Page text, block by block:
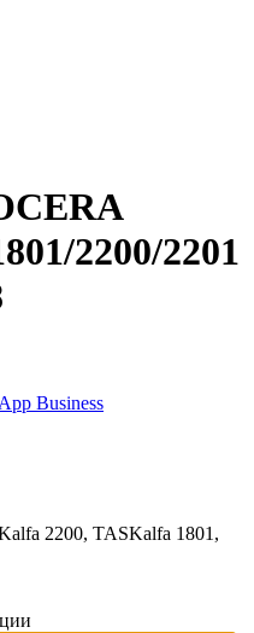
2200/2201
Business
2200, TASKalfa 1801,